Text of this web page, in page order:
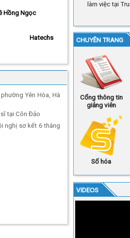
Hồng Ngọc
Hatechs
Yên Hòa, Hà
tại Côn Đảo
nghị sơ kết 6 tháng
làm việc tại
CHUYÊN TRANG
Cổng thông tin
giảng viên
Số hóa
VIDEOS